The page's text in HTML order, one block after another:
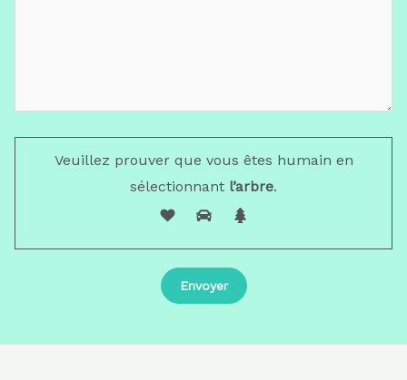
Veuillez prouver que vous êtes humain en
sélectionnant l’arbre.